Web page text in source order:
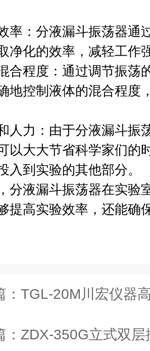
率：分液漏斗振荡器通
净化的效率，减轻工作
合程度：通过调节振荡
地控制液体的混合程度
人力：由于分液漏斗振
以大大节省科学家们的
入到实验的其他部分。
分液漏斗振荡器在实验
提高实验效率，还能确
： TGL-20M川宏仪器高速
ZDX-350G立式双层振荡光照